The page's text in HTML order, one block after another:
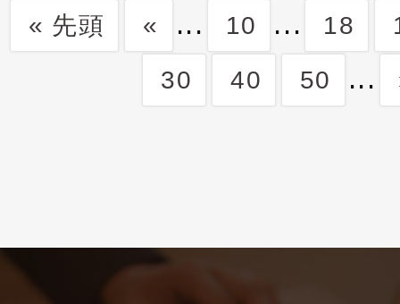
« 先頭 « ... 10 ... 18
30
40 50 ...